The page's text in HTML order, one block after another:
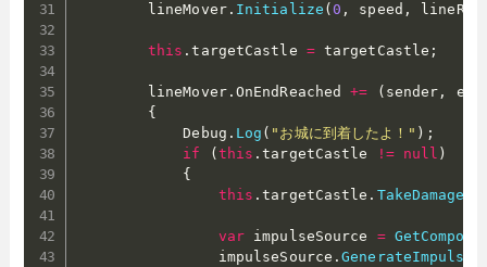
        lineMover
. Initialize (0 , speed ,
this .targetCastle = targetCastle ;
        lineMover
. OnEndReached += ( sender , e
{
            Debug
. Log ( "お城に到着したよ！" ) ;
if
( this .targetCastle != null )
{
this .targetCastle . TakeDamage
var impulseSource =
                impulseSource
.GenerateImpulse